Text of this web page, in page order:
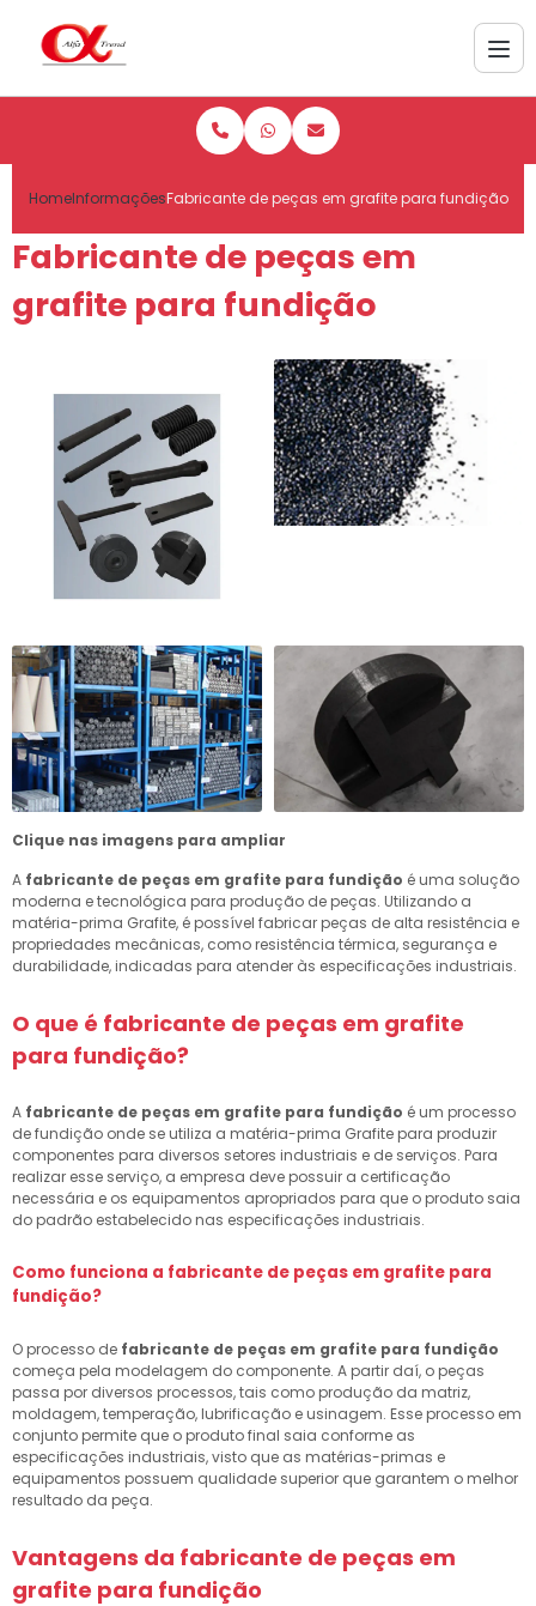
HomeInformaçõesFabricante de peças em grafite para fundição
Fabricante de peças em
grafite para fundição
Clique nas imagens para ampliar
A fabricante de peças em grafite para fundição é uma solução
moderna e tecnológica para produção de peças. Utilizando a
matéria-prima Grafite, é possível fabricar peças de alta resistência e
propriedades mecânicas, como resistência térmica, segurança e
durabilidade, indicadas para atender às especificações industriais.
O que é fabricante de peças em grafite
para fundição?
A fabricante de peças em grafite para fundição é um processo
de fundição onde se utiliza a matéria-prima Grafite para produzir
componentes para diversos setores industriais e de serviços. Para
realizar esse serviço, a empresa deve possuir a certificação
necessária e os equipamentos apropriados para que o produto saia
do padrão estabelecido nas especificações industriais.
Como funciona a fabricante de peças em grafite para
fundição?
O processo de fabricante de peças em grafite para fundição
começa pela modelagem do componente. A partir daí, o peças
passa por diversos processos, tais como produção da matriz,
moldagem, temperação, lubrificação e usinagem. Esse processo em
conjunto permite que o produto final saia conforme as
especificações industriais, visto que as matérias-primas e
equipamentos possuem qualidade superior que garantem o melhor
resultado da peça.
Vantagens da fabricante de peças em
grafite para fundição